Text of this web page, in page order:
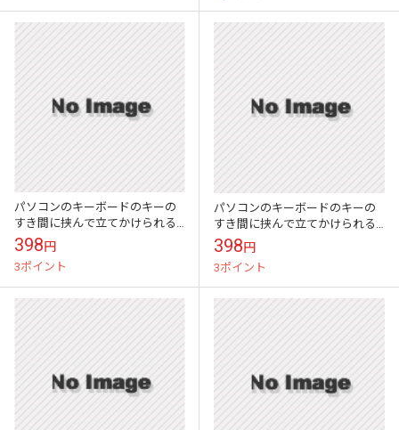
パソコンのキーボードのキーの
すき間に挟んで立てかけられる
かわいい伝言メモ ハイモジモ
ジ Deng On\"Penguin\"
398円
3ポイント
パソコンのキーボードのキーの
すき間に挟んで立てかけられる
かわいい伝言メモ ハイモジモ
ジ Deng On\"Rabbit\"
398円
3ポイント